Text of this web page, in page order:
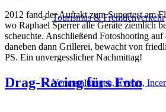
Tourismus & Fremdenverkehr
Veranstaltungen, Events,
2012 fand der Auftakt zum Supertest am
wo Raphael Sperrer alle Geräte ziemlich
scheuchte. Anschließend Fotoshooting
daneben dann Grillerei, bewacht von
PS. Ein unvergesslicher Nachmittag!
Drag-Racing fürs Foto